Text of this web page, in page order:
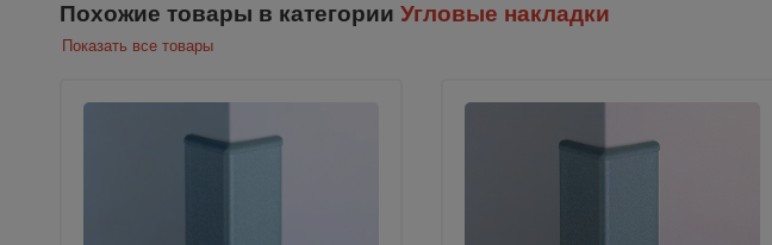
Похожие товары в категории Угловые накладки
Показать все товары